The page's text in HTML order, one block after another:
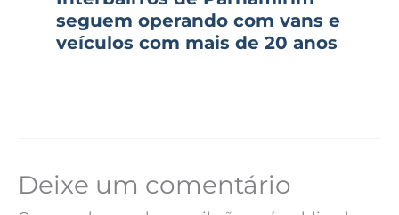
seguem operando com vans e
veículos com mais de 20 anos
Deixe um comentário